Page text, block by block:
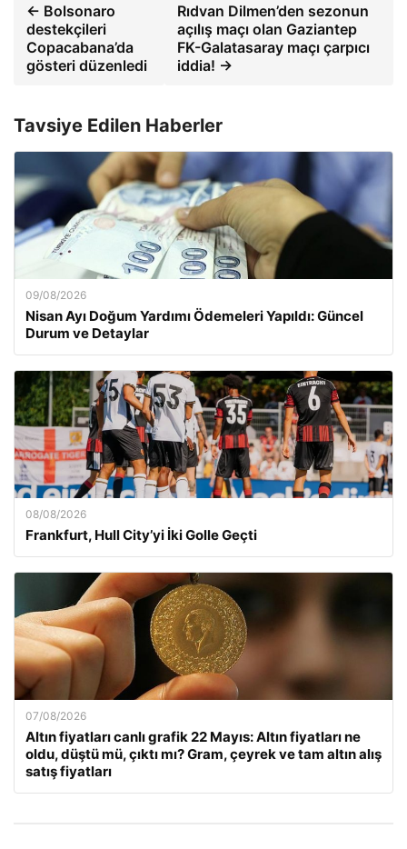
← Bolsonaro
destekçileri
Copacabana’da
gösteri düzenledi
Rıdvan Dilmen’den sezonun
açılış maçı olan Gaziantep
FK-Galatasaray maçı çarpıcı
iddia! →
Tavsiye Edilen Haberler
09/08/2026
Nisan Ayı Doğum Yardımı Ödemeleri Yapıldı: Güncel
Durum ve Detaylar
08/08/2026
Frankfurt, Hull City’yi İki Golle Geçti
07/08/2026
Altın fiyatları canlı grafik 22 Mayıs: Altın fiyatları ne
oldu, düştü mü, çıktı mı? Gram, çeyrek ve tam altın alış
satış fiyatları